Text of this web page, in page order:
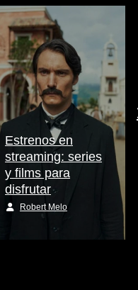
Estrenos en
streaming: series
y films para
disfrutar
Robert Melo